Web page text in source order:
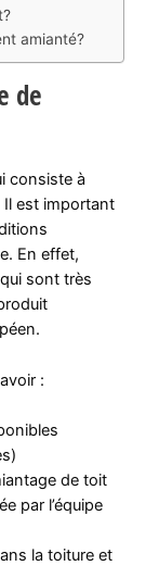
amianté?
de
consiste à
Il est important
En effet,
sont très
:
de toit
par l’équipe
la toiture et